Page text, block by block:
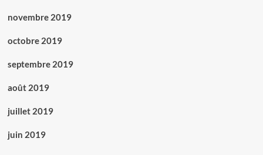
novembre 2019
octobre 2019
septembre 2019
août 2019
juillet 2019
juin 2019